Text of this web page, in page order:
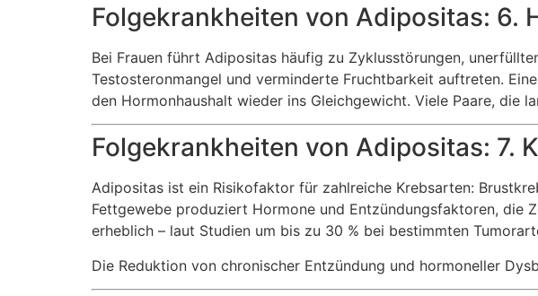
Folgekrankheiten von Adipositas: 6.
Bei Frauen führt Adipositas häufig zu Zyklusstörungen,
Testosteronmangel und verminderte Fruchtbarkeit auftreten.
den Hormonhaushalt wieder ins Gleichgewicht. Viele Paare, die
Folgekrankheiten von Adipositas: 7.
Adipositas ist ein Risikofaktor für zahlreiche Krebsarten:
Fettgewebe produziert Hormone und Entzündungsfaktoren, die
erheblich – laut Studien um bis zu 30 % bei bestimmten
Die Reduktion von chronischer Entzündung und hormoneller